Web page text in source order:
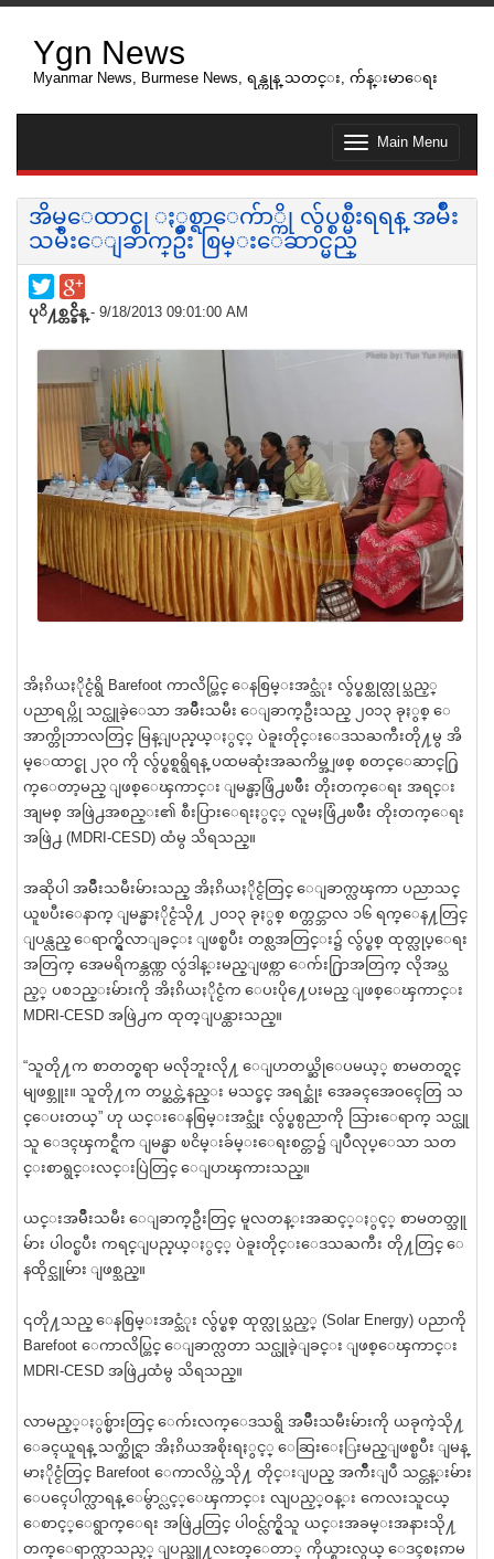
Ygn News
Myanmar News, Burmese News, ရန္ကုန္ သတင္း, က်န္းမာေရး
T
g
l
n
a
n
Main Menu
အိမ္ေထာင္စု ႏွစ္ရာေက်ာ္ကို လွ်ပ္စစ္မီးရရန္ အမ်ဳိး
သမီးေျခာက္ဦး စြမ္းေဆာင္မည္
ပုိ႔စ္တင္ခ်ိန္- 9/18/2013 09:01:00 AM
အိႏၵိယႏိုင္ငံရွိ Barefoot ကာလိပ္တြင္ ေနစြမ္းအင္သံုး လွ်ပ္စစ္ထုတ္လုပ္သည့္
ပညာရပ္ကို သင္ယူခဲ့ေသာ အမ်ဳိးသမီး ေျခာက္ဦးသည္ ၂၀၁၃ ခုႏွစ္ ေ
အာက္တိုဘာလတြင္ မြန္ျပည္နယ္ႏွင့္ ပဲခူးတိုင္းေဒသႀကီးတို႔မွ အိ
မ္ေထာင္စု ၂၃၀ ကို လွ်ပ္စစ္ရရွိရန္ ပထမဆုံးအႀကိမ္အျဖစ္ စတင္ေဆာင္႐ြ
က္ေတာ့မည္ ျဖစ္ေၾကာင္း ျမန္မာ့ဖြံ႕ၿဖဳိး တိုးတက္ေရး အရင္း
အျမစ္ အဖြဲ႕အစည္း၏ စီးပြားေရးႏွင့္ လူမႈဖြံ႕ၿဖဳိး တိုးတက္ေရး
အဖြဲ႕ (MDRI-CESD) ထံမွ သိရသည္။
အဆိုပါ အမ်ဳိးသမီးမ်ားသည္ အိႏၵိယႏိုင္ငံတြင္ ေျခာက္လၾကာ ပညာသင္
ယူၿပီးေနာက္ ျမန္မာႏိုင္ငံသို႔ ၂၀၁၃ ခုႏွစ္ စက္တင္ဘာလ ၁၆ ရက္ေန႔တြင္
ျပန္လည္ ေရာက္ရွိလာျခင္း ျဖစ္ၿပီး တစ္လအတြင္း၌ လွ်ပ္စစ္ ထုတ္လုပ္ေရး
အတြက္ အေမရိကန္ဘဏ္က လွဴဒါန္းမည္ျဖစ္ကာ ေက်း႐ြာအတြက္ လိုအပ္သ
ည့္ ပစၥည္းမ်ားကို အိႏၵိယႏိုင္ငံက ေပးပို႔ေပးမည္ ျဖစ္ေၾကာင္း
MDRI-CESD အဖြဲ႕က ထုတ္ျပန္ထားသည္။
“သူတို႔က စာတတ္စရာ မလိုဘူးလို႔ ေျပာတယ္ဆိုေပမယ့္ စာမတတ္ရင္
မျဖစ္ဘူး။ သူတို႔က တပ္ဆင္တဲ့နည္း မသင္ခင္ အရင္ဆုံး အေခၚအေဝၚေတြ သ
င္ေပးတယ္” ဟု ယင္းေနစြမ္းအင္သုံး လွ်ပ္စစ္ပညာကို သြားေရာက္ သင္ယူ
သူ ေဒၚၾကင္ရီက ျမန္မာ ၿငိမ္းခ်မ္းေရးစင္တာ၌ ျပဳလုပ္ေသာ သတ
င္းစာရွင္းလင္းပြဲတြင္ ေျပာၾကားသည္။
ယင္းအမ်ဳိးသမီး ေျခာက္ဦးတြင္ မူလတန္းအဆင့္ႏွင့္ စာမတတ္သူ
မ်ား ပါဝင္ၿပီး ကရင္ျပည္နယ္ႏွင့္ ပဲခူးတိုင္းေဒသႀကီး တို႔တြင္ ေ
နထိုင္သူမ်ား ျဖစ္သည္။
၎တို႔သည္ ေနစြမ္းအင္သံုး လွ်ပ္စစ္ ထုတ္လုပ္သည့္ (Solar Energy) ပညာကို
Barefoot ေကာလိပ္တြင္ ေျခာက္လတာ သင္ယူခဲ့ျခင္း ျဖစ္ေၾကာင္း
MDRI-CESD အဖြဲ႕ထံမွ သိရသည္။
လာမည့္ႏွစ္မ်ားတြင္ ေက်းလက္ေဒသရွိ အမ်ဳိးသမီးမ်ားကို ယခုကဲ့သို႔
ေခၚယူရန္ သက္ဆိုင္ရာ အိႏၵိယအစိုးရႏွင့္ ေဆြးေႏြးမည္ျဖစ္ၿပီး ျမန္
မာႏိုင္ငံတြင္ Barefoot ေကာလိပ္ကဲ့သို႔ တိုင္းျပည္ အက်ဳိးျပဳ သင္တန္းမ်ား
ေပၚေပါက္လာရန္ ေမွ်ာ္လင့္ေၾကာင္း လျပည့္ဝန္း ကေလးသူငယ္
ေစာင့္ေရွာက္ေရး အဖြဲ႕တြင္ ပါဝင္လ်က္ရွိသူ ယင္းအခမ္းအနားသို႔
တက္ေရာက္လာသည့္ ျပည္သူ႔လႊတ္ေတာ္ ကိုယ္စားလွယ္ ေဒၚစႏၵာမ